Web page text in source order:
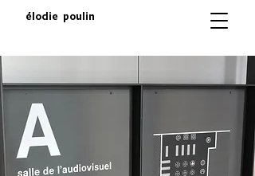
élodie poulin